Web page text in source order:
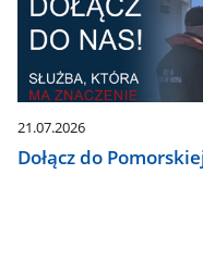
21.07.2026
Dołącz do